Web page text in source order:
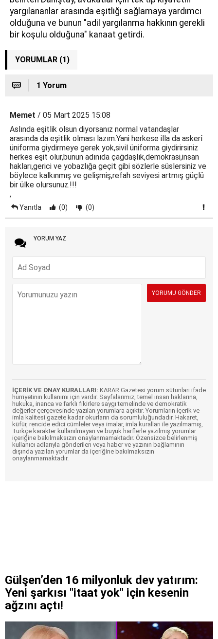
yargılananlar arasında eşitliği sağlamaya yardımcı
olduğuna ve bunun "adil yargılanma hakkının gerekli
bir koşulu olduğuna" kanaat getirdi.
YORUMLAR (1)
1 Yorum
Memet / 05 Mart 2025 15:08
Aslında eşitlik olsun diyorsanız normal vatandaşlar
arasında da eşitlik olması lazım.Yani herkese illa da askerî
üniforma giydirmeye gerek yok,sivil üniforma giydirirsiniz
herkes eşit olur,bunun adınıda çağdaşlık,demokrasi,insan
hakları,gerici ve yobazlığa geçit gibi sözlerle süslersiniz ve
böylece kalkınmış ve gelişmiş,refah seviyesi artmış güçlü
bir ülke olursunuz.!!!
,
Yanıtla (0) (0)
YORUM YAZ
İÇERİK VE ONAY KURALLARI: KARAR Gazetesi yorum sütunları ifade
hürriyetinin kullanımı için vardır. Sayfalarımız, temel insan haklarına,
hukuka, inanca ve farklı fikirlere saygı temelinde ve demokratik
değerler çerçevesinde yazılan yorumlara açıktır. Yorumların içerik ve
imla kalitesi gazete kadar okurların da sorumluluğundadır. Hakaret,
küfür, rencide edici cümleler veya imalar, imla kuralları ile yazılmamış,
Türkçe karakter kullanılmayan ve büyük harflerle yazılmış yorumlar
içeriğine bakılmaksızın onaylanmamaktadır. Özensizce belirlenmiş
kullanıcı adlarıyla gönderilen veya haber ve yazının bağlamının
dışında yazılan yorumlar da içeriğine bakılmaksızın
onaylanmamaktadır.
Gülşen’den 16 milyonluk dev yatırım:
Yeni şarkısı "itaat yok" için kesenin
ağzını açtı!